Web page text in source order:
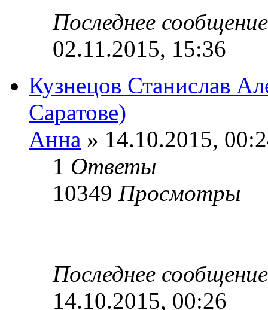
Последнее
02.11.2015, 15:36
Кузнецов Станислав
Саратове)
Анна » 14.10.2015,
1 Ответы
10349 Просмотры
Последнее
14.10.2015, 00:26